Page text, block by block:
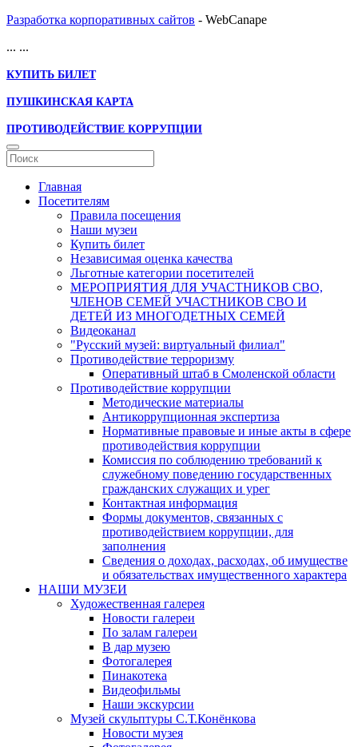
Разработка корпоративных сайтов - WebCanape
... ...
КУПИТЬ БИЛЕТ
ПУШКИНСКАЯ КАРТА
ПРОТИВОДЕЙСТВИЕ КОРРУПЦИИ
Главная
Посетителям
Правила посещения
Наши музеи
Купить билет
Независимая оценка качества
Льготные категории посетителей
МЕРОПРИЯТИЯ ДЛЯ УЧАСТНИКОВ СВО,
ЧЛЕНОВ СЕМЕЙ УЧАСТНИКОВ СВО И
ДЕТЕЙ ИЗ МНОГОДЕТНЫХ СЕМЕЙ
Видеоканал
"Русский музей: виртуальный филиал"
Противодействие терроризму
Оперативный штаб в Смоленской области
Противодействие коррупции
Методические материалы
Антикоррупционная экспертиза
Нормативные правовые и иные акты в сфере
противодействия коррупции
Комиссия по соблюдению требований к
служебному поведению государственных
гражданских служащих и урег
Контактная информация
Формы документов, связанных с
противодействием коррупции, для
заполнения
Сведения о доходах, расходах, об имуществе
и обязательствах имущественного характера
НАШИ МУЗЕИ
Художественная галерея
Новости галереи
По залам галереи
В дар музею
Фотогалерея
Пинакотека
Видеофильмы
Наши экскурсии
Музей скульптуры С.Т.Конёнкова
Новости музея